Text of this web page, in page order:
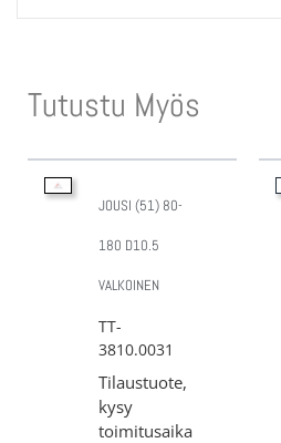
Tutustu Myös
JOUSI (51) 80-
180 D10.5
VALKOINEN
TT-
3810.0031
Tilaustuote,
kysy
toimitusaika